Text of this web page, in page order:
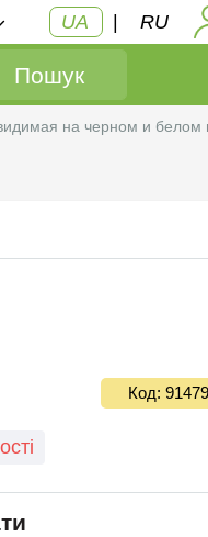
UA | RU
Пошук
на черном и белом
Код: